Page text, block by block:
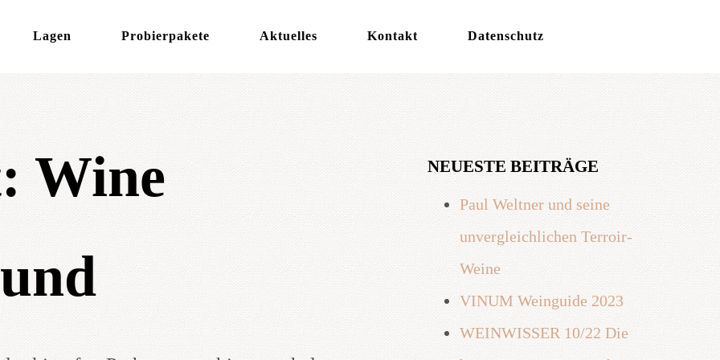
Lagen Probierpakete Aktuelles Kontakt Datenschutz
Wine
NEUESTE BEITRÄGE
Paul Weltner und seine
unvergleichlichen Terroir-
Weine
VINUM Weinguide 2023
WEINWISSER 10/22 Die